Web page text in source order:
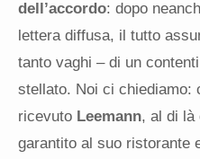
dell’accordo: dopo
lettera diffusa, il tutto
tanto vaghi – di un
stellato. Noi ci chiediamo:
ricevuto Leemann, al di là
garantito al suo ristorante